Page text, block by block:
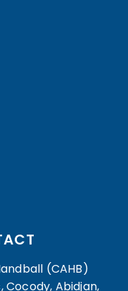
(CAHB)
Cocody, Abidjan,